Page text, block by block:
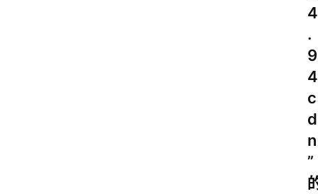
4
.
9
4
c
d
n
”